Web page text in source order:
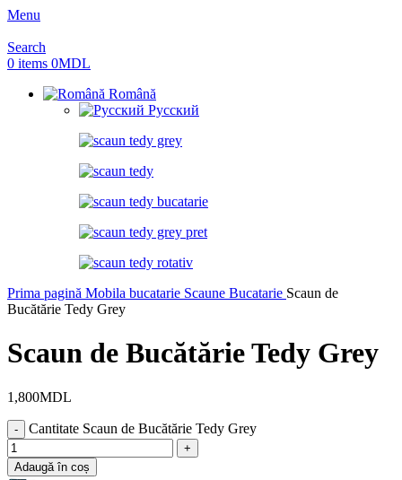
Menu
Search
0 items 0MDL
Română
Русский
Prima pagină Mobila bucatarie Scaune Bucatarie Scaun de
Bucătărie Tedy Grey
Scaun de Bucătărie Tedy Grey
1,800MDL
Cantitate Scaun de Bucătărie Tedy Grey
Adaugă în coș